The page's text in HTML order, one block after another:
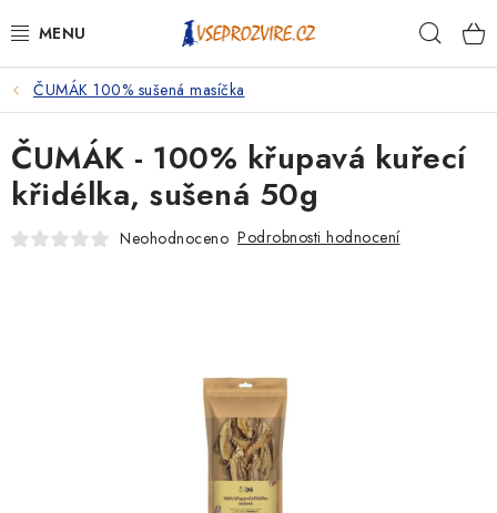
na
PSI
KOČKY
KONĚ
KRÁLÍCI/HLODAVCI/PTÁCI
ČUMÁK 100% sušená masíčka
ČUMÁK - 100% křupavá kuřecí
křidélka, sušená 50g
Neohodnoceno Podrobnosti hodnocení